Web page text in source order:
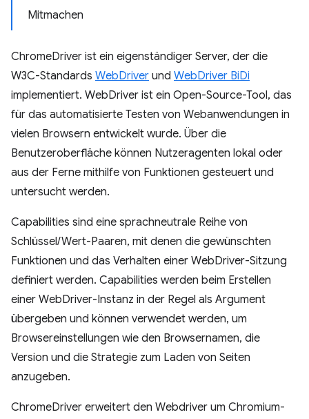
Mitmachen
ChromeDriver ist ein eigenständiger Server, der die
W3C-Standards WebDriver und WebDriver BiDi
implementiert. WebDriver ist ein Open-Source-Tool, das
für das automatisierte Testen von Webanwendungen in
vielen Browsern entwickelt wurde. Über die
Benutzeroberfläche können Nutzeragenten lokal oder
aus der Ferne mithilfe von Funktionen gesteuert und
untersucht werden.
Capabilities sind eine sprachneutrale Reihe von
Schlüssel/Wert-Paaren, mit denen die gewünschten
Funktionen und das Verhalten einer WebDriver-Sitzung
definiert werden. Capabilities werden beim Erstellen
einer WebDriver-Instanz in der Regel als Argument
übergeben und können verwendet werden, um
Browsereinstellungen wie den Browsernamen, die
Version und die Strategie zum Laden von Seiten
anzugeben.
ChromeDriver erweitert den Webdriver um Chromium-